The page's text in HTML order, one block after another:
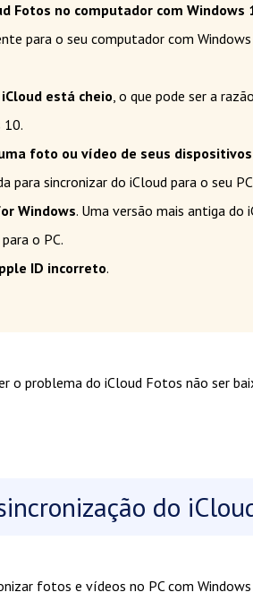
Fotos no computador com Windows
para o seu computador com
está cheio, o que pode ser a
10.
foto ou vídeo de seus
para sincronizar do iCloud para o seu
Windows. Uma versão mais antiga
o PC.
ID incorreto.
o problema do iCloud Fotos não ser
do
fotos e vídeos no PC com